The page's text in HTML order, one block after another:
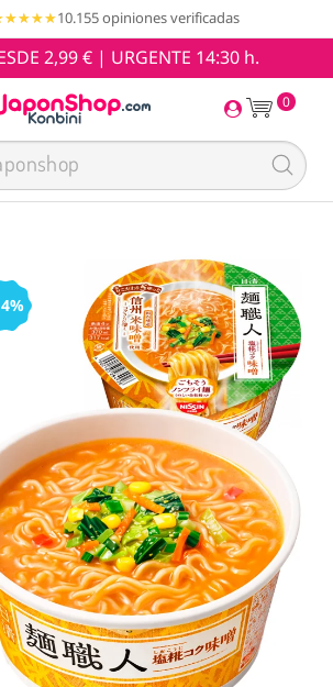
10.155 opiniones verificadas
2,99 € | URGENTE 14:30 h.
0